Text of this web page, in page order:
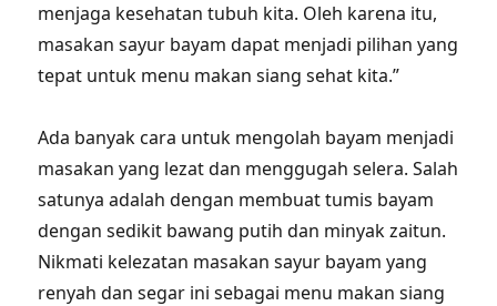
menjaga kesehatan tubuh kita. Oleh karena itu,
masakan sayur bayam dapat menjadi pilihan yang
tepat untuk menu makan siang sehat kita.”
Ada banyak cara untuk mengolah bayam menjadi
masakan yang lezat dan menggugah selera. Salah
satunya adalah dengan membuat tumis bayam
dengan sedikit bawang putih dan minyak zaitun.
Nikmati kelezatan masakan sayur bayam yang
renyah dan segar ini sebagai menu makan siang